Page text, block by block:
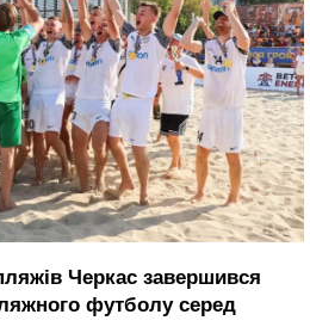
Черкас завершився
футболу серед